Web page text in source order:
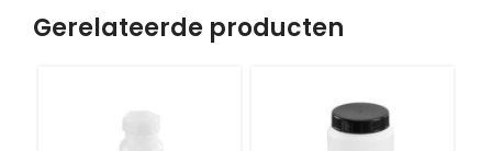
Gerelateerde producten